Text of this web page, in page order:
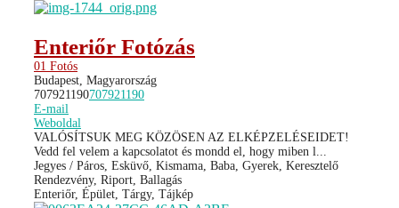
Enteriőr Fotózás
01 Fotós
Budapest, Magyarország
707921190707921190
E-mail
Weboldal
VALÓSÍTSUK MEG KÖZÖSEN AZ ELKÉPZELÉSEIDET!
Vedd fel velem a kapcsolatot és mondd el, hogy miben l...
Jegyes / Páros, Esküvő, Kismama, Baba, Gyerek, Keresztelő
Rendezvény, Riport, Ballagás
Enteriőr, Épület, Tárgy, Tájkép